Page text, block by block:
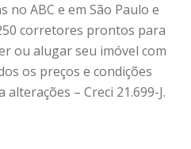
no ABC e em São Paulo e
corretores prontos para
ou alugar seu imóvel com
os preços e condições
– Creci 21.699-J.